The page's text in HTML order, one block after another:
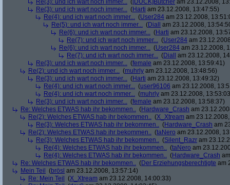
Re(3): und ich wart noch immer... ([DUCK]Butcher am 23.12.2008,
Re(3): und ich wart noch immer... (Harti am 23.12.2008, 13:47:55)
Re(4): und ich wart noch immer... (User284 am 23.12.2008,
Re(5): und ich wart noch immer... (Diall
am 23.12.2008,
Re(6): und ich wart noch immer... (Harti am 23.12.2008,
Re(7): und ich wart noch immer... (User284 am
Re(6): und ich wart noch immer... (User284 am 23.12.2008,
Re(7): und ich wart noch immer... (Diall
am 23.12.2008,
Re(3): und ich wart noch immer... (female am 23.12.2008, 13:59:41)
Re(2): und ich wart noch immer... (muhrly am 23.12.2008, 13:48:56)
Re(3): und ich wart noch immer... (Harti am 23.12.2008, 13:49:32)
Re(4): und ich wart noch immer... (user96106 am 23.12.2008,
Re(4): und ich wart noch immer... (muhrly am 23.12.2008,
Re(3): und ich wart noch immer... (female am 23.12.2008, 13:58:37)
Re: Welches ETWAS hab ihr bekommen.. (Hardware_Crash am
Re(2): Welches ETWAS hab ihr bekommen.. (X_Xtream am
Re(3): Welches ETWAS hab ihr bekommen.. (Hardware_Crash am
Re(2): Welches ETWAS hab ihr bekommen.. (taNero am 23.12.2008,
Re(3): Welches ETWAS hab ihr bekommen.. (Silent_Razr am
Re(4): Welches ETWAS hab ihr bekommen.. (taNero am
Re(4): Welches ETWAS hab ihr bekommen.. (Hardware_Crash
Re: Welches ETWAS hab ihr bekommen.. (Der Erziehungsberechtigte am
Mein Teil
(brösl am 23.12.2008, 13:57:14)
Re: Mein Teil
(X_Xtream am 23.12.2008, 14:00:33)